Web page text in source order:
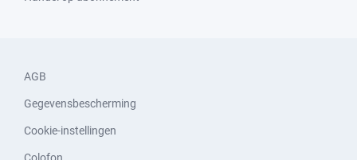
AGB
Gegevensbescherming
Cookie-instellingen